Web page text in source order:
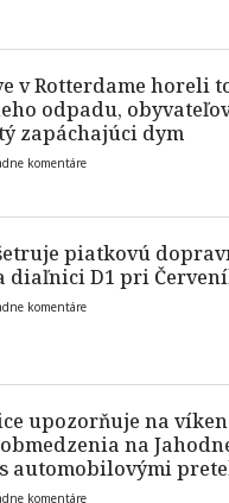
v Rotterdame horeli
odpadu,
zapáchajúci dym
komentáre
piatkovú
diaľnici D1 pri
komentáre
upozorňuje na
na
automobilovými
komentáre